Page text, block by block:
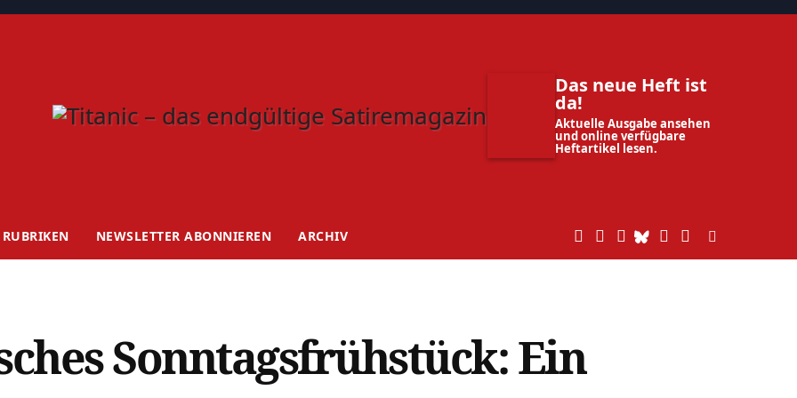
Das neue Heft ist
da!
Aktuelle Ausgabe ansehen
und online verfügbare
Heftartikel lesen.
RUBRIKEN NEWSLETTER ABONNIEREN ARCHIV
Sonntagsfrühstück: Ein